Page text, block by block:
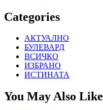
Categories
АКТУАЛНО
БУЛЕВАРД
ВСИЧКО
ИЗБРАНО
ИСТИНАТА
You May Also Like